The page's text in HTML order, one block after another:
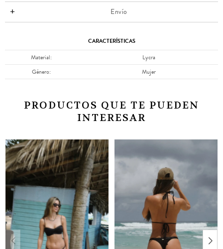
Envío
CARACTERÍSTICAS
Material
Lycra
Género
Mujer
PRODUCTOS QUE TE PUEDEN
INTERESAR